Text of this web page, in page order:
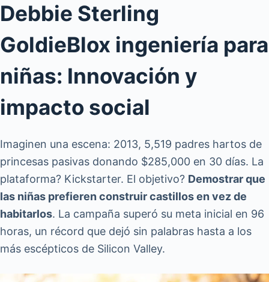
Debbie Sterling
GoldieBlox ingeniería para
niñas: Innovación y
impacto social
Imaginen una escena: 2013, 5,519 padres hartos de
princesas pasivas donando $285,000 en 30 días. La
plataforma? Kickstarter. El objetivo? Demostrar que
las niñas prefieren construir castillos en vez de
habitarlos. La campaña superó su meta inicial en 96
horas, un récord que dejó sin palabras hasta a los
más escépticos de Silicon Valley.